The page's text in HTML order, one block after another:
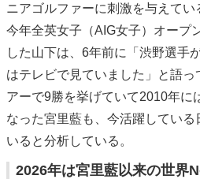
ニアゴルファーに刺激を与えてい
今年全英女子（AIG女子）オープ
した山下は、6年前に「渋野選手
はテレビで見ていました」と語
アーで9勝を挙げていて2010年に
なった宮里藍も、今活躍してい
いると分析している。
2026年は宮里藍以来の世界